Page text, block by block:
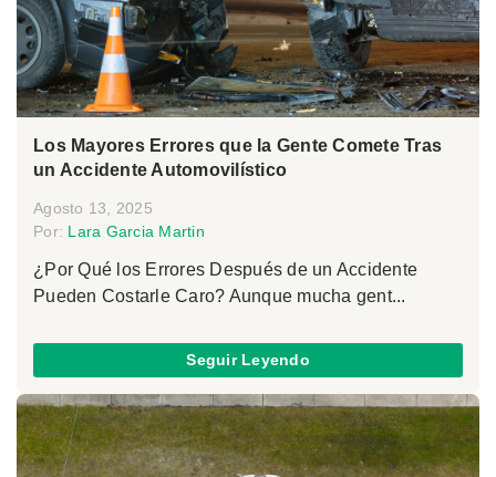
Los Mayores Errores que la Gente Comete Tras
un Accidente Automovilístico
Agosto 13, 2025
Por: Lara Garcia Martin
¿Por Qué los Errores Después de un Accidente
Pueden Costarle Caro? Aunque mucha gent...
Seguir Leyendo